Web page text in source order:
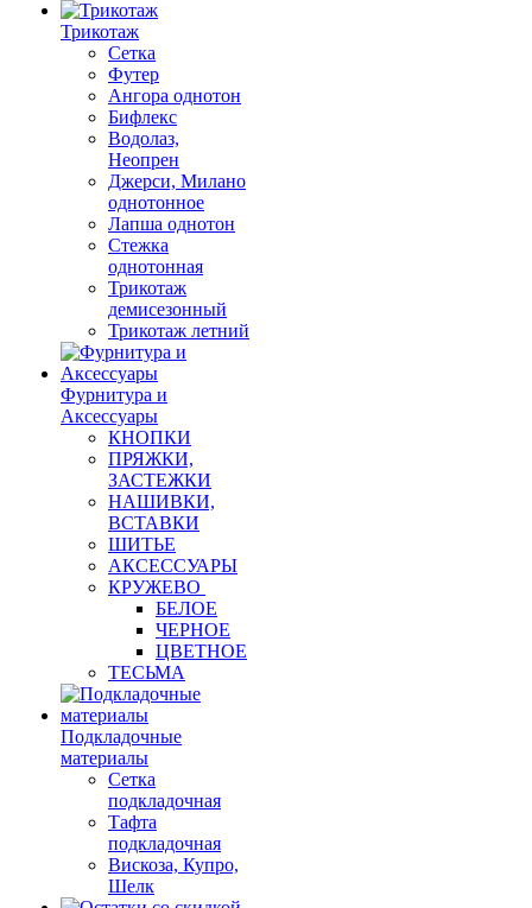
Трикотаж
Сетка
Футер
Ангора однотон
Бифлекс
Водолаз,
Неопрен
Джерси, Милано
однотонное
Лапша однотон
Стежка
однотонная
Трикотаж
демисезонный
Трикотаж летний
Фурнитура и
Аксессуары
КНОПКИ
ПРЯЖКИ,
ЗАСТЕЖКИ
НАШИВКИ,
ВСТАВКИ
ШИТЬЕ
АКСЕССУАРЫ
КРУЖЕВО
БЕЛОЕ
ЧЕРНОЕ
ЦВЕТНОЕ
ТЕСЬМА
Подкладочные
материалы
Сетка
подкладочная
Тафта
подкладочная
Вискоза, Купро,
Шелк